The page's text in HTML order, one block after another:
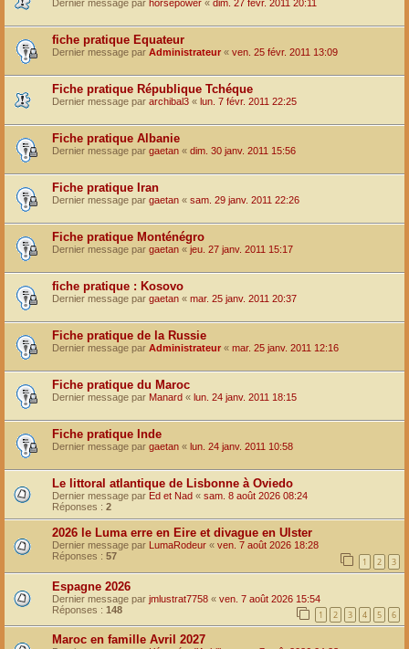
Dernier message par horsepower « dim. 27 févr. 2011 20:11
fiche pratique Equateur
Dernier message par Administrateur « ven. 25 févr. 2011 13:09
Fiche pratique République Tchéque
Dernier message par archibal3 « lun. 7 févr. 2011 22:25
Fiche pratique Albanie
Dernier message par gaetan « dim. 30 janv. 2011 15:56
Fiche pratique Iran
Dernier message par gaetan « sam. 29 janv. 2011 22:26
Fiche pratique Monténégro
Dernier message par gaetan « jeu. 27 janv. 2011 15:17
fiche pratique : Kosovo
Dernier message par gaetan « mar. 25 janv. 2011 20:37
Fiche pratique de la Russie
Dernier message par Administrateur « mar. 25 janv. 2011 12:16
Fiche pratique du Maroc
Dernier message par Manard « lun. 24 janv. 2011 18:15
Fiche pratique Inde
Dernier message par gaetan « lun. 24 janv. 2011 10:58
Le littoral atlantique de Lisbonne à Oviedo
Dernier message par Ed et Nad « sam. 8 août 2026 08:24
Réponses : 2
2026 le Luma erre en Eire et divague en Ulster
Dernier message par LumaRodeur « ven. 7 août 2026 18:28
Réponses : 57 1 2 3
Espagne 2026
Dernier message par jmlustrat7758 « ven. 7 août 2026 15:54
Réponses : 148 1 2 3 4 5 6
Maroc en famille Avril 2027